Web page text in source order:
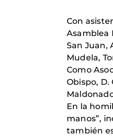
Con
Asamblea
San Juan,
Mudela,
Como
Obispo,
En la
manos”,
también